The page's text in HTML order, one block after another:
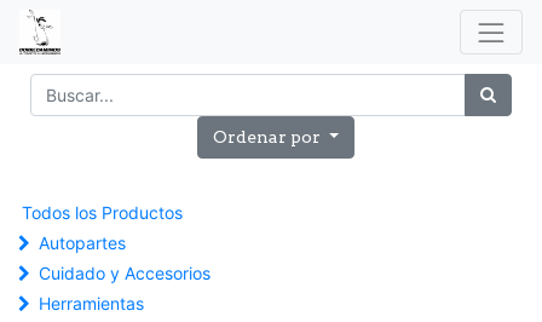
Ordenar por
Todos los Productos
Autopartes
Cuidado y Accesorios
Herramientas